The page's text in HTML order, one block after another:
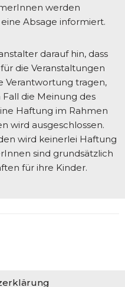
werden
Absage informiert.
darauf hin, dass
die Veranstaltungen
Verantwortung tragen,
die Meinung des
Haftung im Rahmen
wird ausgeschlossen.
wird keinerlei Haftung
sind grundsätzlich
für ihre Kinder.